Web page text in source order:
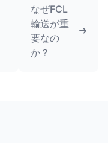
なぜFCL
輸送が重
要なの
か？